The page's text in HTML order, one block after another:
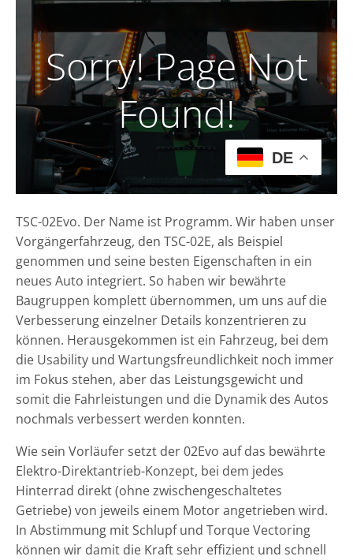
TSC-02Evo. Der Name ist Programm. Wir haben unser
Vorgängerfahrzeug, den TSC-02E, als Beispiel
genommen und seine besten Eigenschaften in ein
neues Auto integriert. So haben wir bewährte
Baugruppen komplett übernommen, um uns auf die
Verbesserung einzelner Details konzentrieren zu
können. Herausgekommen ist ein Fahrzeug, bei dem
die Usability und Wartungsfreundlichkeit noch immer
im Fokus stehen, aber das Leistungsgewicht und
somit die Fahrleistungen und die Dynamik des Autos
nochmals verbessert werden konnten.
Wie sein Vorläufer setzt der 02Evo auf das bewährte
Elektro-Direktantrieb-Konzept, bei dem jedes
Hinterrad direkt (ohne zwischengeschaltetes
Getriebe) von jeweils einem Motor angetrieben wird.
In Abstimmung mit Schlupf und Torque Vectoring
können wir damit die Kraft sehr effizient und schnell